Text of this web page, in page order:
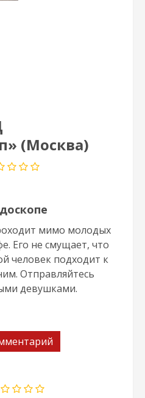
(Москва)
мимо молодых
Его не смущает, что
человек подходит к
Отправляйтесь
девушками.